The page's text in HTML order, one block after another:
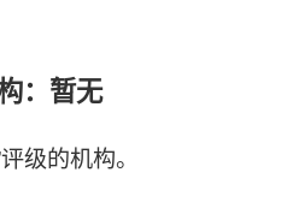
：暂无
级的机构。